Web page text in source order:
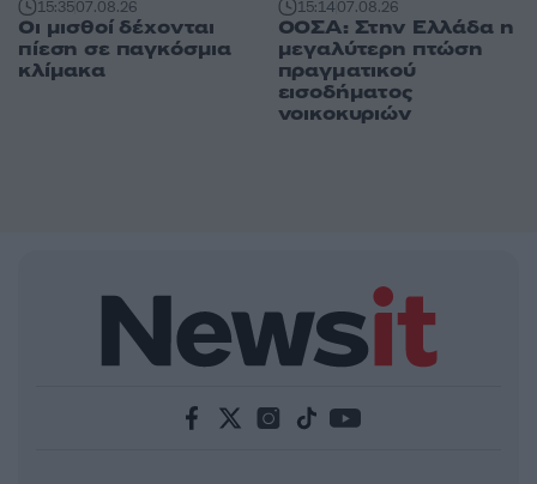
15:3507.08.26
Οι μισθοί δέχονται
πίεση σε παγκόσμια
κλίμακα
15:1407.08.26
ΟΟΣΑ: Στην Ελλάδα η
μεγαλύτερη πτώση
πραγματικού
εισοδήματος
νοικοκυριών